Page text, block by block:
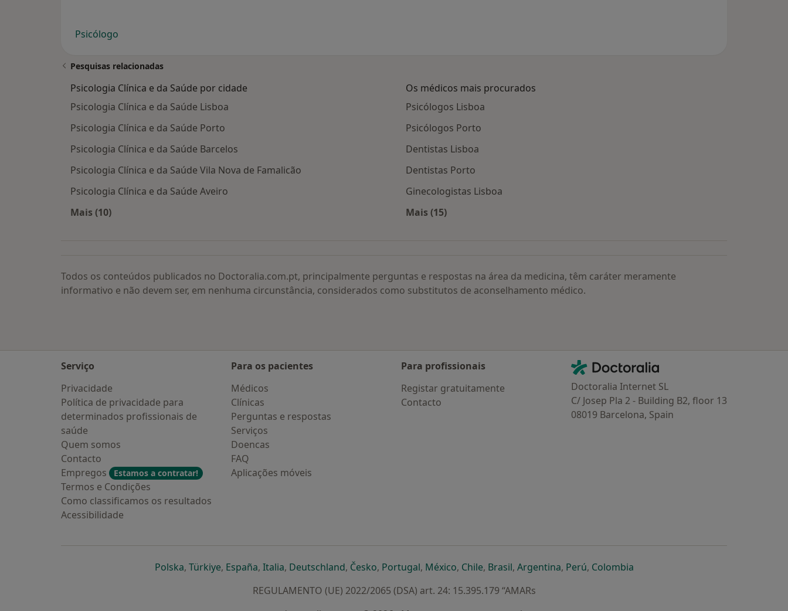
Psicólogo
Pesquisas relacionadas
Psicologia Clínica e da Saúde por cidade
Psicologia Clínica e da Saúde Lisboa
Psicologia Clínica e da Saúde Porto
Psicologia Clínica e da Saúde Barcelos
Psicologia Clínica e da Saúde Vila Nova de Famalicão
Psicologia Clínica e da Saúde Aveiro
Mais (10)
Os médicos mais procurados
Psicólogos Lisboa
Psicólogos Porto
Dentistas Lisboa
Dentistas Porto
Ginecologistas Lisboa
Mais (15)
Todos os conteúdos publicados no Doctoralia.com.pt, principalmente perguntas e respostas na área da medicina, têm caráter meramente
informativo e não devem ser, em nenhuma circunstância, considerados como substitutos de aconselhamento médico.
Serviço
Privacidade
Política de privacidade para
determinados profissionais de
saúde
Quem somos
Contacto
Empregos
Estamos a contratar!
Termos e Condições
Como classificamos os resultados
Acessibilidade
Para os pacientes
Médicos
Clínicas
Perguntas e respostas
Serviços
Doencas
FAQ
Aplicações móveis
Para profissionais
Registar gratuitamente
Contacto
Contacto
Doctoralia - Homepage
Doctoralia Internet SL
C/ Josep Pla 2 - Building B2, floor 13
08019 Barcelona, Spain
Polskaabre num novo separador
, Türkiyeabre num novo separador
, Españaabre num novo separador
, Italiaabre num novo separador
, Deutschlandabre num novo separador
, Českoabre num novo separador
, Portugalabre num novo separador
, Méxicoabre num novo separador
, Chileabre num novo separador
, Brasilabre num novo separador
, Argentinaabre num novo separador
, Perúabre num novo separador
, Colombiaabre num novo separador
REGULAMENTO (UE) 2022/2065 (DSA) art. 24: 15.395.179 “AMARs